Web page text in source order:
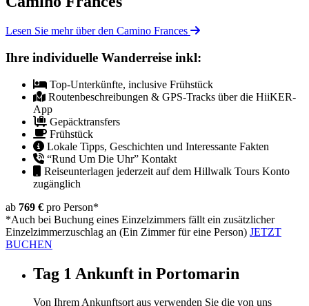
Lesen Sie mehr über den Camino Frances
Ihre individuelle Wanderreise inkl:
Top-Unterkünfte, inclusive Frühstück
Routenbeschreibungen & GPS-Tracks über die HiiKER-
App
Gepäcktransfers
Frühstück
Lokale Tipps, Geschichten und Interessante Fakten
“Rund Um Die Uhr” Kontakt
Reiseunterlagen jederzeit auf dem Hillwalk Tours Konto
zugänglich
ab 769 € pro Person*
*Auch bei Buchung eines Einzelzimmers fällt ein zusätzlicher
Einzelzimmerzuschlag an (Ein Zimmer für eine Person) JETZT
BUCHEN
Tag 1 Ankunft in Portomarin
Von Ihrem Ankunftsort aus verwenden Sie die von uns